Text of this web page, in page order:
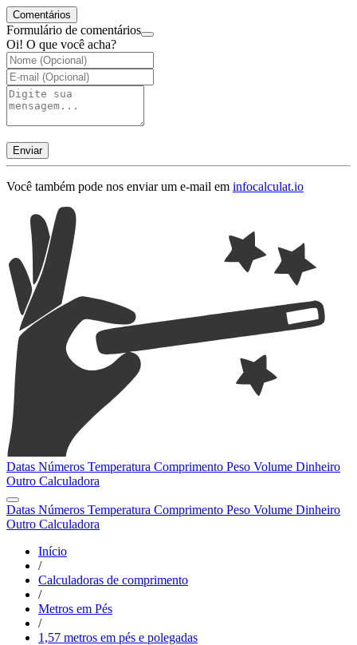
Comentários
Formulário de comentários
Oi! O que você acha?
Enviar
Você também pode nos enviar um e-mail em infocalculat.io
Datas Números Temperatura Comprimento Peso Volume Dinheiro
Outro Calculadora
Datas Números Temperatura Comprimento Peso Volume Dinheiro
Outro Calculadora
Início
/
Calculadoras de comprimento
/
Metros em Pés
/
1,57 metros em pés e polegadas